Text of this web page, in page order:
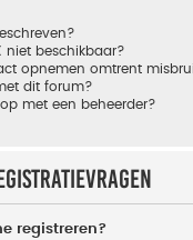
niet beschikbaar?
opnemen omtrent
dit forum?
met een beheerder?
registreren?